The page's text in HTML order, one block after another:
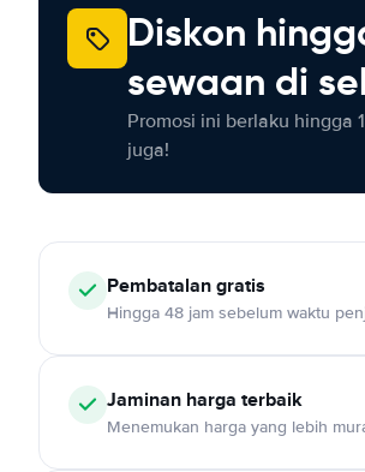
Diskon
sewaan di
Promosi ini berlaku hingga
juga!
Pembatalan gratis
Hingga 48 jam sebelum waktu
Jaminan harga terbaik
Menemukan harga yang lebih